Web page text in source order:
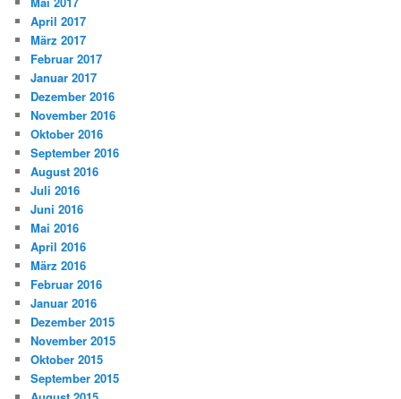
April 2017
März 2017
Februar 2017
Januar 2017
Dezember 2016
November 2016
Oktober 2016
September 2016
August 2016
Juli 2016
Juni 2016
Mai 2016
April 2016
März 2016
Februar 2016
Januar 2016
Dezember 2015
November 2015
Oktober 2015
September 2015